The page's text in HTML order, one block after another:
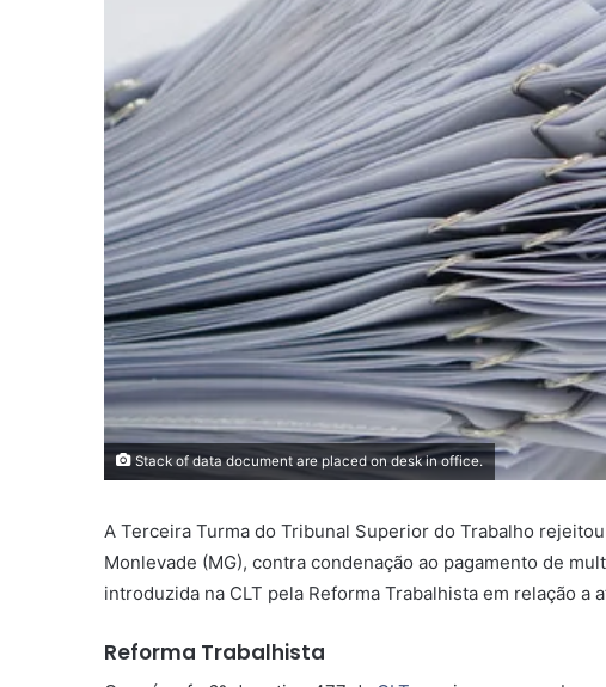
Stack of data document are placed on desk in office.
A Terceira Turma do Tribunal Superior do Trabalho
Monlevade (MG), contra condenação ao pagamento de
introduzida na CLT pela Reforma Trabalhista em relação a
Reforma Trabalhista